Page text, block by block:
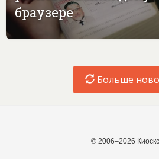
браузере
Больше
© 2006–2026